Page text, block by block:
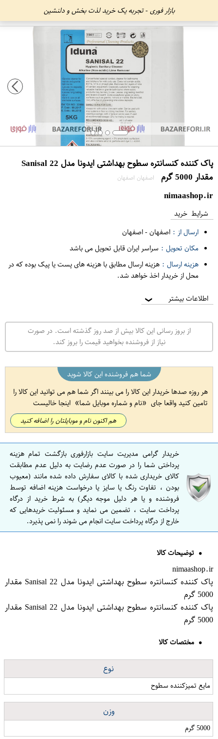
بازار فوری - تجربه یک خرید لذت بخش و دلنشین
پاک کننده کنسانتره سطوح بهداشتی ایدونا مدل Sanisal 22
مقدار 5000 گرم
اصفهان اصفهان
nimaashop.ir
شرایط خرید
ارسال از : اصفهان-اصفهان
مکان تحویل : سراسر ایران قابل تحویل می باشد
هزینه ارسال : هزینه ارسال مطابق با هزینه های پست یا پیک بوده که در
محل از خریدار اخذ خواهد شد.
اطلاعات بیشتر ❯
از بروز رسانی این کالا بیش از صد روز گذشته است. در صورت
نیاز از فروشنده بخواهید قیمت را بروز کند.
شما هم فروشنده این کالا شوید
هر روزه صدها خریدار این کالا را می بینند اگر شما هم می توانید این کالا را
تامین کنید واقعا جای
نام و شماره موبایل شما اینجا خالیست
هم اکنون نام و موبایلتان را اضافه کنید
خریدار گرامی مدیریت سایت بازارفوری بازگشت تمام هزینه
پرداختی شما را در صورت عدم رضایت به دلیل عدم مطابقت
کالای خریداری شده با کالای سفارش داده شده مانند (معیوب
بودن ، تفاوت رنگ یا سایز یا درخواست هزینه اضافه توسط
فروشنده و یا هر دلیل موجه دیگر) به شرط خرید از درگاه
پرداخت سایت ، تضمین می نماید و مسئولیت خریدهایی که
خارج از درگاه پرداخت سایت انجام می شوند را نمی پذیرد.
توضیحات کالا
nimaashop.ir
پاک کننده کنسانتره سطوح بهداشتی ایدونا مدل Sanisal 22 مقدار
5000 گرم
پاک کننده کنسانتره سطوح بهداشتی ایدونا مدل Sanisal 22 مقدار
5000 گرم
مختصات کالا
نوع
مایع تمیزکننده سطوح
وزن
5000 گرم